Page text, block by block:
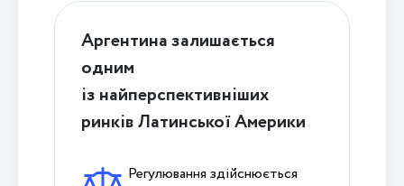
Аргентина залишається
одним
із найперспективніших
ринків Латинської Америки
Регулювання здійснюється